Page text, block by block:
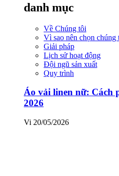
danh mục
Về Chúng tôi
Vì sao nên chọn chúng
Giải pháp
Lịch sử hoạt động
Đội ngũ sản xuất
Quy trình
Áo vải linen nữ: Cách
2026
Vi 20/05/2026